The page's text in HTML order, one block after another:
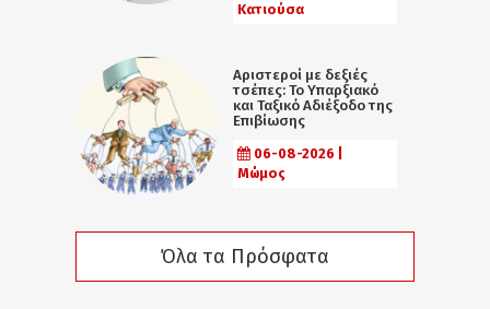
Κατιούσα
Αριστεροί με δεξιές
τσέπες: Το Υπαρξιακό
και Ταξικό Αδιέξοδο της
Επιβίωσης
06-08-2026 |
Μώμος
Όλα τα Πρόσφατα